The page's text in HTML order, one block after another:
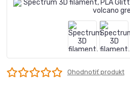
Ohodnotiť produkt